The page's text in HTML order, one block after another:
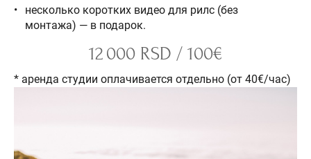
несколько коротких видео для рилс (без
монтажа) — в подарок.
12 000 RSD / 100€
* аренда студии оплачивается отдельно (от 40€/час)